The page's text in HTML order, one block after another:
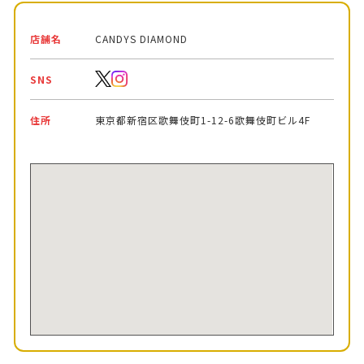
店舗名 CANDYS DIAMOND
SNS
住所 東京都新宿区歌舞伎町1-12-6歌舞伎町ビル4F